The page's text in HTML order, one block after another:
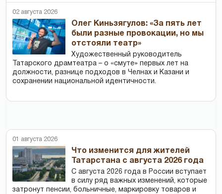
02 августа 2026
Олег Киньзягулов: «За пять лет
были разные провокации, но мы
отстояли театр»
Художественный руководитель
Татарского драмтеатра – о «смуте» первых лет на
должности, разнице подходов в Челнах и Казани и
сохранении национальной идентичности.
01 августа 2026
Что изменится для жителей
Татарстана с августа 2026 года
С августа 2026 года в России вступает
в силу ряд важных изменений, которые
затронут пенсии, больничные, маркировку товаров и